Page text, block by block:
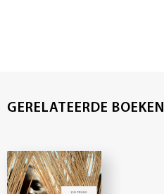
GERELATEERDE BOEKEN